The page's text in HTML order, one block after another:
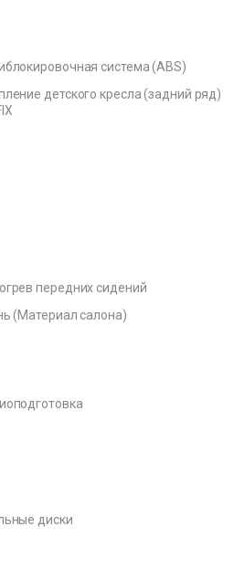
система (ABS)
детского кресла (задний ряд)
передних сидений
(Материал салона)
диски